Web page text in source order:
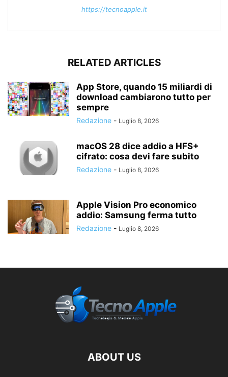
https://tecnoapple.it
RELATED ARTICLES
App Store, quando 15 miliardi di
download cambiarono tutto per
sempre
Redazione - Luglio 8, 2026
macOS 28 dice addio a HFS+
cifrato: cosa devi fare subito
Redazione - Luglio 8, 2026
Apple Vision Pro economico
addio: Samsung ferma tutto
Redazione - Luglio 8, 2026
ABOUT US